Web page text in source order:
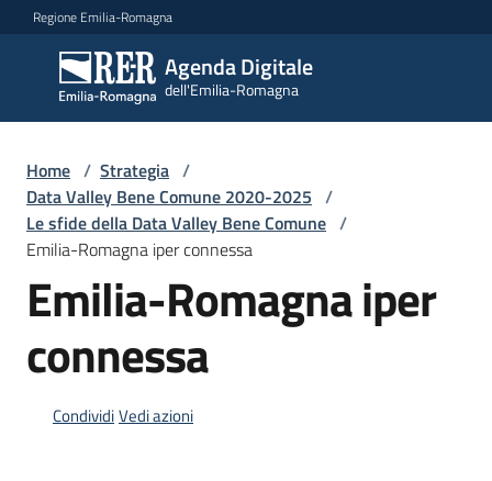
Vai al contenuto
Vai alla navigazione
Vai al footer
Regione Emilia-Romagna
Agenda Digitale
dell'Emilia-Romagna
Agenda
Digitale
dell'Emilia-
Novità
Strategia
Progetti
Home / Strategia /
Data Valley Bene Comune 2020-2025 /
Le sfide della Data Valley Bene Comune /
Emilia-Romagna iper connessa
Emilia-Romagna iper
connessa
CondividiVedi azioni